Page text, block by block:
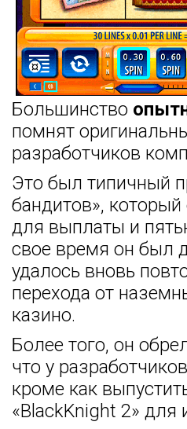
Большинство
помнят
разработчиков
Это был типичный
бандитов»,
для выплаты и
свое время он был
удалось вновь
перехода от
казино.
Более того, он
что у
кроме как
«BlackKnight 2» для